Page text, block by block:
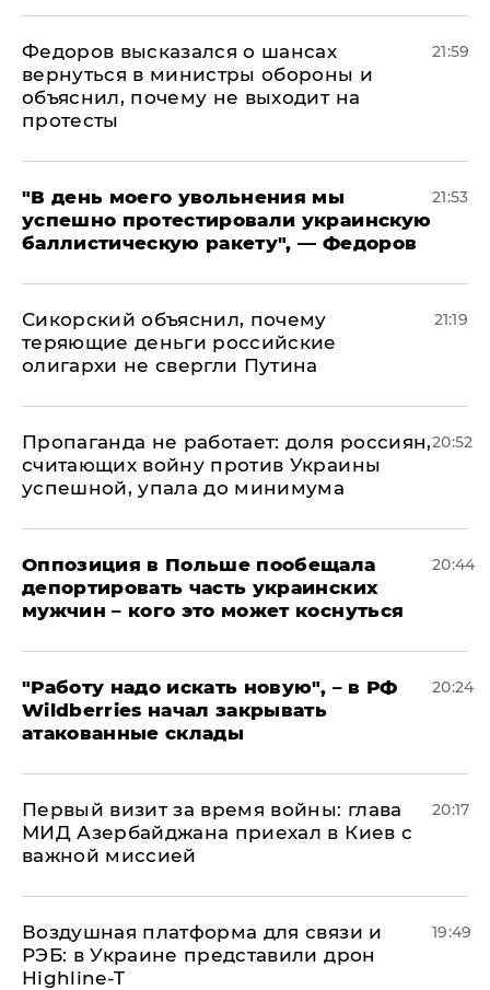
Федоров высказался о шансах
вернуться в министры обороны и
объяснил, почему не выходит на
протесты
21:59
​"В день моего увольнения мы
успешно протестировали украинскую
баллистическую ракету", — Федоров
21:53
Сикорский объяснил, почему
теряющие деньги российские
олигархи не свергли Путина
21:19
​Пропаганда не работает: доля россиян,
считающих войну против Украины
успешной, упала до минимума
20:52
Оппозиция в Польше пообещала
депортировать часть украинских
мужчин – кого это может коснуться
20:44
"Работу надо искать новую", – в РФ
Wildberries начал закрывать
атакованные склады
20:24
Первый визит за время войны: глава
МИД Азербайджана приехал в Киев с
важной миссией
20:17
Воздушная платформа для связи и
РЭБ: в Украине представили дрон
Highline-T
19:49